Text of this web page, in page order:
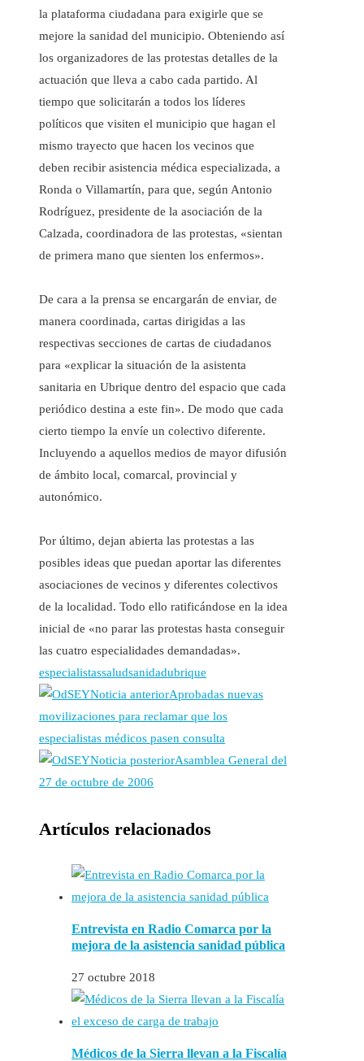
la plataforma ciudadana para exigirle que se
mejore la sanidad del municipio. Obteniendo así
los organizadores de las protestas detalles de la
actuación que lleva a cabo cada partido. Al
tiempo que solicitarán a todos los líderes
políticos que visiten el municipio que hagan el
mismo trayecto que hacen los vecinos que
deben recibir asistencia médica especializada, a
Ronda o Villamartín, para que, según Antonio
Rodríguez, presidente de la asociación de la
Calzada, coordinadora de las protestas, «sientan
de primera mano que sienten los enfermos».
De cara a la prensa se encargarán de enviar, de
manera coordinada, cartas dirigidas a las
respectivas secciones de cartas de ciudadanos
para «explicar la situación de la asistenta
sanitaria en Ubrique dentro del espacio que cada
periódico destina a este fin». De modo que cada
cierto tiempo la envíe un colectivo diferente.
Incluyendo a aquellos medios de mayor difusión
de ámbito local, comarcal, provincial y
autonómico.
Por último, dejan abierta las protestas a las
posibles ideas que puedan aportar las diferentes
asociaciones de vecinos y diferentes colectivos
de la localidad. Todo ello ratificándose en la idea
inicial de «no parar las protestas hasta conseguir
las cuatro especialidades demandadas».
especialistassaludsanidadubrique
Noticia anteriorAprobadas nuevas
movilizaciones para reclamar que los
especialistas médicos pasen consulta
Noticia posteriorAsamblea General del
27 de octubre de 2006
Artículos relacionados
Entrevista en Radio Comarca por la
mejora de la asistencia sanidad pública
27 octubre 2018
Médicos de la Sierra llevan a la Fiscalía